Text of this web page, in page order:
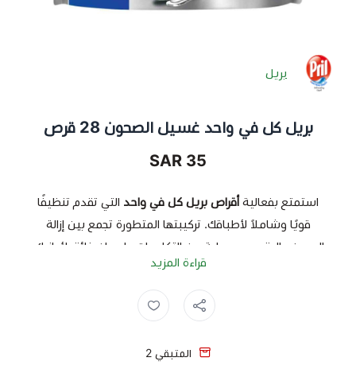
بريل
بريل كل في واحد غسيل الصحون 28 قرص
35 SAR
استمتع بفعالية أقراص بريل كل في واحد التي تقدم تنظيفًا
قويًا وشاملاً لأطباقك. تركيبتها المتطورة تجمع بين إزالة
الدهون والبقع، مع حماية من التكلسات ولمعان فائق لأوانيك.
تعمل الأقراص على ضمان تنظيف مثالي وأداء عالٍ للغسالة
مع كل دورة.
المميزات:
قراءة المزيد
المتبقي 2